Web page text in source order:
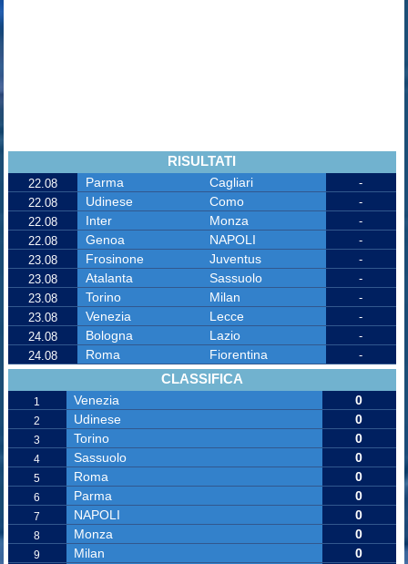
RISULTATI
22.08 Parma Cagliari
-
22.08
Udinese Como
-
22.08
Inter Monza
-
22.08
Genoa NAPOLI
-
23.08
Frosinone Juventus
-
23.08
Atalanta Sassuolo
-
23.08
Torino Milan
-
23.08
Venezia Lecce
-
24.08
Bologna Lazio
-
24.08
Roma Fiorentina -
CLASSIFICA
1 Venezia 0
2 Udinese 0
3 Torino 0
4 Sassuolo 0
5 Roma 0
6 Parma 0
7 NAPOLI 0
8 Monza 0
9 Milan 0